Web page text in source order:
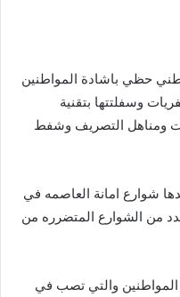
حظي باشادة المواطنين
وسفلتتها بتقنية
ومناهل التصريف وشفط
شوارع امانة العاصمه في
من الشوارع المتضرره من
والتي تصب في